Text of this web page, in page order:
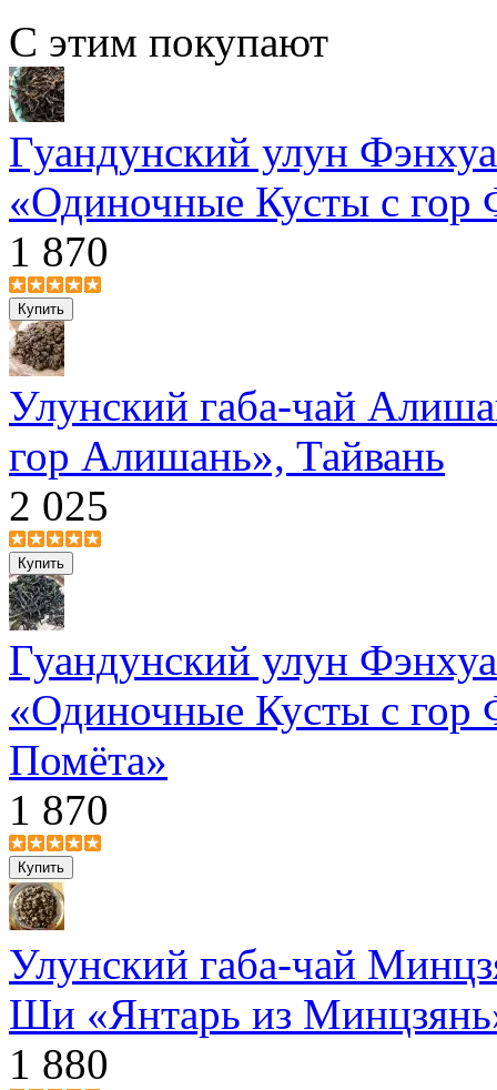
С этим покупают
Гуандунский улун
«Одиночные Кусты с
1 870
Улунский габа-чай
гор Алишань», Тайвань
2 025
Гуандунский улун
«Одиночные Кусты с гор
Помёта»
1 870
Улунский габа-чай
Ши «Янтарь из
1 880